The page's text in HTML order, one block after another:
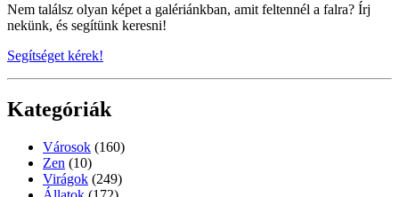
Nem találsz olyan képet a galériánkban, amit feltennél a falra? Írj
nekünk, és segítünk keresni!
Segítséget kérek!
Kategóriák
Városok (160)
Zen (10)
Virágok (249)